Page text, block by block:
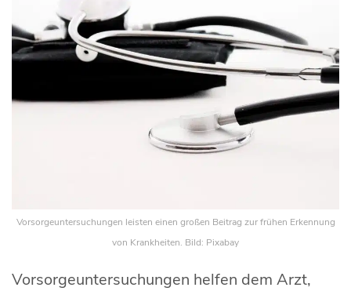
Vorsorgeuntersuchungen leisten einen großen Beitrag zur frühen Erkennung
von Krankheiten. Bild: Pixabay
Vorsorgeuntersuchungen helfen dem Arzt,